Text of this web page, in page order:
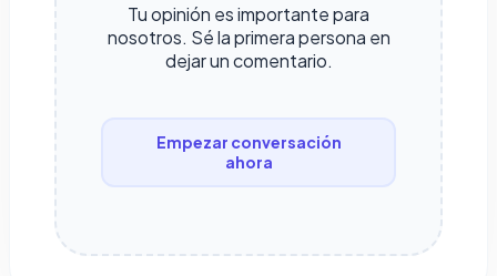
Tu opinión es importante para
nosotros. Sé la primera persona en
dejar un comentario.
Empezar conversación
ahora